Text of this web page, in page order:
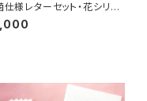
仕様レターセット・花シリー
ューリップ」封筒10枚＋レ
枚入り